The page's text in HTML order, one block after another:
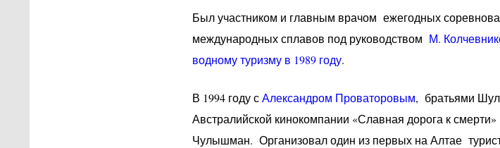
Был участником и главным врачом ежегодных
международных сплавов под руководством М.
водному туризму в 1989 году.
В 1994 году сАлександром Проваторовым, братьями
Австралийской кинокомпании «Славная дорога к
Чулышман. Организовал один из первых на Алтае